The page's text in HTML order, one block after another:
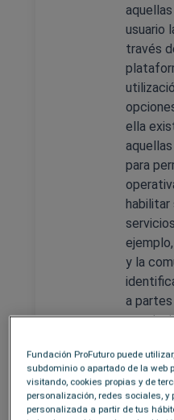
usuario
través
ella
para
habilitar
y la
a
pedido,
de
Fundación ProFuturo puede
subdominio o apartado de la web
visitando, cookies propias y de
personalización, redes sociales,
personalizada a partir de tus